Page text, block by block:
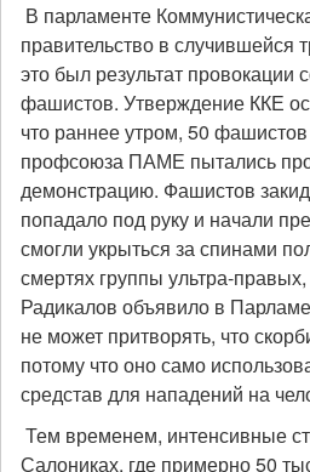
В парламенте
правительство в случившейся
это был результат провокации
фашистов. Утверждение ККЕ
что раннее утром, 50
профсоюза ПАМЕ пытались
демонстрацию. Фашистов
попадало под руку и начали
смогли укрыться за спинами
смертях группы ультра-
Радикалов объявило в
не может притворять, что
потому что оно само
средстав для нападений на
Тем временем, интенсивные
Салониках, где примерно 50